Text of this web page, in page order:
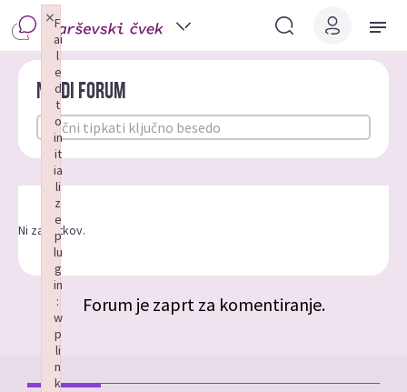
Najdi forum
Ni zadetkov.
Forum je zaprt za komentiranje.
F
ai
l
e
d
t
o
in
it
ia
li
z
e
p
lu
g
in
:
w
p
li
n
k
×